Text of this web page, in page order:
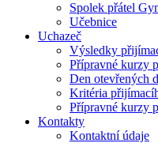
Spolek přátel
Učebnice
Uchazeč
Výsledky
Přípravné kurzy
Den otevřených
Kritéria
Přípravné kurzy
Kontakty
Kontaktní údaje